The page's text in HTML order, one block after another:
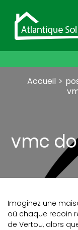
Accueil
vmc
Imaginez une
où chaque recoin
de Vertou, alors